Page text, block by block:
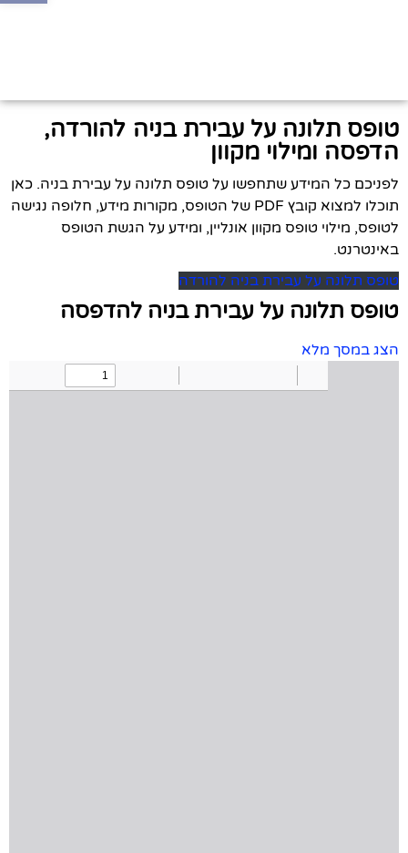
טופס תלונה על עבירת בניה להורדה,
הדפסה ומילוי מקוון
לפניכם כל המידע שתחפשו על טופס תלונה על עבירת בניה. כאן
תוכלו למצוא קובץ PDF של הטופס, מקורות מידע, חלופה נגישה
לטופס, מילוי טופס מקוון אונליין, ומידע על הגשת הטופס
באינטרנט.
טופס תלונה על עבירת בניה להורדה
טופס תלונה על עבירת בניה להדפסה
הצג במסך מלא